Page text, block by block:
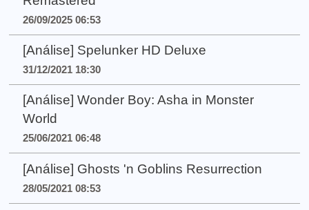
26/09/2025 06:53
[Análise] Spelunker HD Deluxe
31/12/2021 18:30
[Análise] Wonder Boy: Asha in Monster
World
25/06/2021 06:48
[Análise] Ghosts 'n Goblins Resurrection
28/05/2021 08:53